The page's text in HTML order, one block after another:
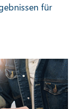
für